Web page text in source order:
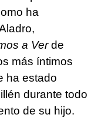
ha
a Verde
más íntimos
ha estado
durante todo
de su hijo.